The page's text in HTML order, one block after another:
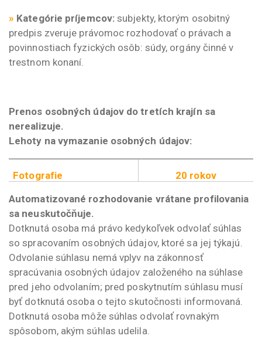
» Kategórie príjemcov: subjekty, ktorým osobitný
predpis zveruje právomoc rozhodovať o právach a
povinnostiach fyzických osôb: súdy, orgány činné v
trestnom konaní.
Prenos osobných údajov do tretích krajín sa
nerealizuje.
Lehoty na vymazanie osobných údajov:
Fotografie
20 rokov
Automatizované rozhodovanie vrátane profilovania
sa neuskutočňuje.
Dotknutá osoba má právo kedykoľvek odvolať súhlas
so spracovaním osobných údajov, ktoré sa jej týkajú.
Odvolanie súhlasu nemá vplyv na zákonnosť
spracúvania osobných údajov založeného na súhlase
pred jeho odvolaním; pred poskytnutím súhlasu musí
byť dotknutá osoba o tejto skutočnosti informovaná.
Dotknutá osoba môže súhlas odvolať rovnakým
spôsobom, akým súhlas udelila.